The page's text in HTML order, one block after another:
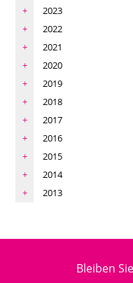
2023
2022
2021
2020
2019
2018
2017
2016
2015
2014
2013
Bleiben